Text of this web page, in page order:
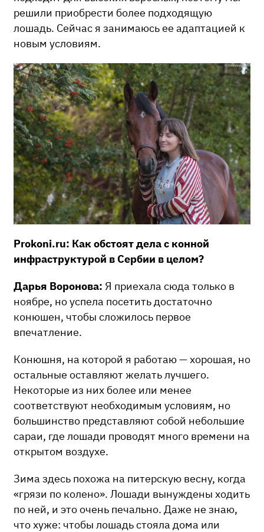
решили приобрести более подходящую
лошадь. Сейчас я занимаюсь ее адаптацией к
новым условиям.
Prokoni.ru: Как обстоят дела с конной
инфраструктурой в Сербии в целом?
Дарья Воронова: Я приехала сюда только в
ноябре, но успела посетить достаточно
конюшен, чтобы сложилось первое
впечатление.
Конюшня, на которой я работаю — хорошая, но
остальные оставляют желать лучшего.
Некоторые из них более или менее
соответствуют необходимым условиям, но
большинство представляют собой небольшие
сараи, где лошади проводят много времени на
открытом воздухе.
Зима здесь похожа на питерскую весну, когда
«грязи по колено». Лошади вынуждены ходить
по ней, и это очень печально. Даже не знаю,
что хуже: чтобы лошадь стояла дома или